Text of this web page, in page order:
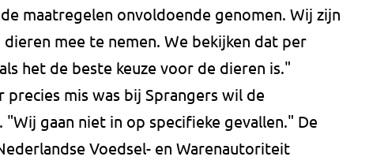
maatregelen onvoldoende genomen. Wij zijn
mee te nemen. We bekijken dat per
het de beste keuze voor de dieren is."
precies mis was bij Sprangers wil de
gaan niet in op specifieke gevallen." De
Voedsel- en Warenautoriteit